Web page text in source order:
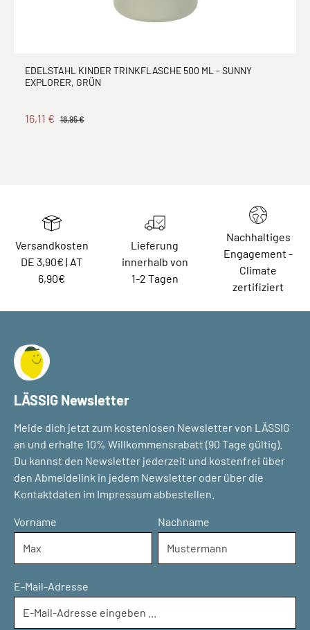
EDELSTAHL KINDER TRINKFLASCHE 500 ML - SUNNY
EXPLORER, GRÜN
16,11 € 18,95 €
Versandkosten
DE 3,90€ | AT
6,90€
Lieferung
innerhalb von
1-2 Tagen
Nachhaltiges
Engagement -
Climate
zertifiziert
LÄSSIG Newsletter
Melde dich jetzt zum kostenlosen Newsletter von LÄSSIG
an und erhalte 10% Willkommensrabatt (90 Tage gültig).
Du kannst den Newsletter jederzeit und kostenfrei über
den Abmeldelink in jedem Newsletter oder über die
Kontaktdaten im Impressum abbestellen.
Vorname Nachname
E-Mail-Adresse